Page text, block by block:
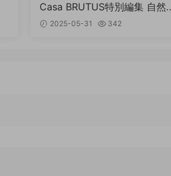
Casa BRUTUS特別編集 自然
暮らすスタイルブック PDF
2025-05-31 342